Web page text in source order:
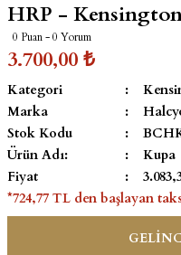
ve Aksesuarlar
Mum
Elephant
HRP -
0 Puan - 0 Yorum
3.700,00 ₺
Kategori
Marka
Stok Kodu
Ürün Adı:
Kupa
Fiyat
*724,77 TL den başlayan